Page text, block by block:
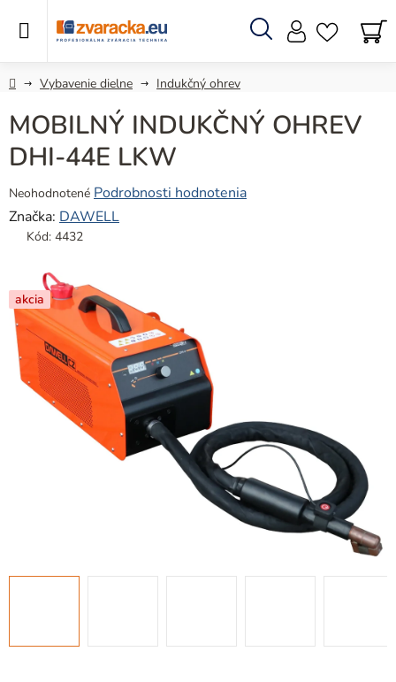
Hľadať
DomovVybavenie dielne Indukčný ohrev
MOBILNÝ INDUKČNÝ OHREV
DHI-44E LKW
Priemerné
hodnotenie
produktu
z
5
hviezdičiek.
Neohodnotené Podrobnosti hodnotenia
Značka: DAWELL
Kód: 4432
akcia